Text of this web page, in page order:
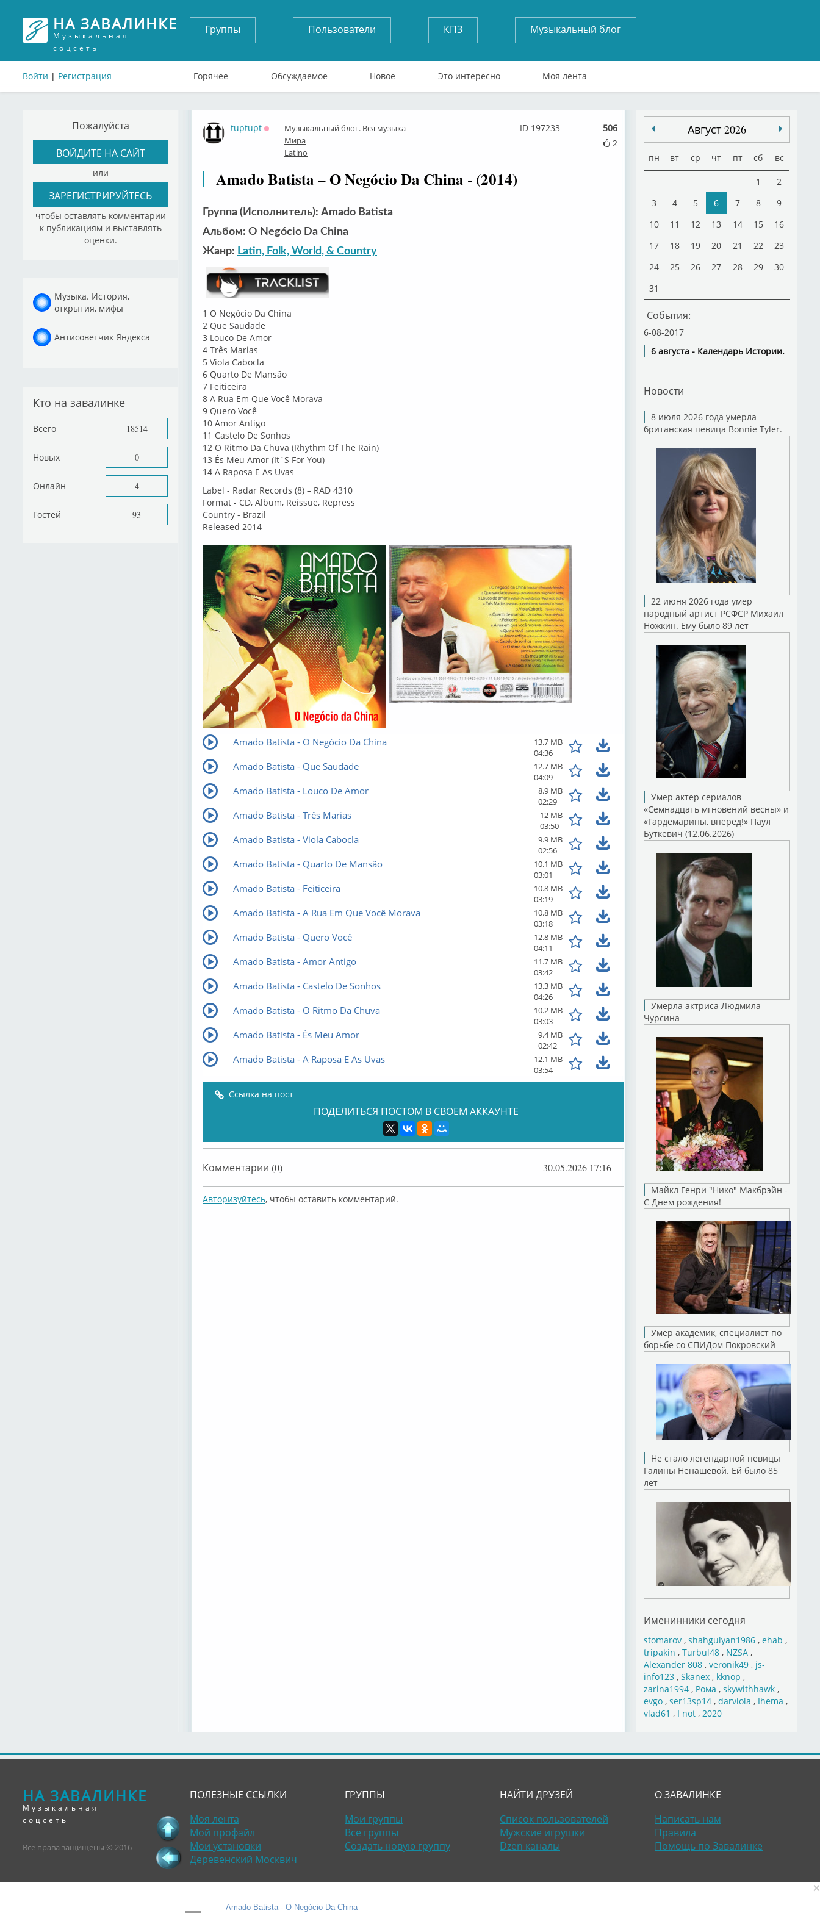
НА ЗАВАЛИНКЕ
Музыкальная
соцсеть
Войти | Регистрация
Группы Пользователи КПЗ Музыкальный блог
Горячее Обсуждаемое Новое Это интересно Моя лента
Пожалуйста
ВОЙДИТЕ НА САЙТ
или
ЗАРЕГИСТРИРУЙТЕСЬ
чтобы оставлять комментарии
к публикациям и выставлять
оценки.
Музыка. История,
открытия, мифы
Антисоветчик Яндекса
Кто на завалинке
Всего 18514
Новых 0
Онлайн 4
Гостей 93
tuptupt
Оффлайн
Музыкальный блог. Вся музыка
Мира
Latino
506
2
ID 197233
Amado Batista – O Negócio Da China - (2014)
Группа (Исполнитель): Amado Batista
Альбом: O Negócio Da China
Жанр: Latin, Folk, World, & Country
1 O Negócio Da China
2 Que Saudade
3 Louco De Amor
4 Três Marias
5 Viola Cabocla
6 Quarto De Mansão
7 Feiticeira
8 A Rua Em Que Você Morava
9 Quero Você
10 Amor Antigo
11 Castelo De Sonhos
12 O Ritmo Da Chuva (Rhythm Of The Rain)
13 És Meu Amor (It´S For You)
14 A Raposa E As Uvas
Label - Radar Records (8) – RAD 4310
Format - CD, Album, Reissue, Repress
Country - Brazil
Released 2014
Amado Batista - O Negócio Da China
13.7 MB
04:36
Amado Batista - Que Saudade
12.7 MB
04:09
Amado Batista - Louco De Amor
8.9 MB
02:29
Amado Batista - Três Marias
12 MB
03:50
Amado Batista - Viola Cabocla
9.9 MB
02:56
Amado Batista - Quarto De Mansão
10.1 MB
03:01
Amado Batista - Feiticeira
10.8 MB
03:19
Amado Batista - A Rua Em Que Você Morava
10.8 MB
03:18
Amado Batista - Quero Você
12.8 MB
04:11
Amado Batista - Amor Antigo
11.7 MB
03:42
Amado Batista - Castelo De Sonhos
13.3 MB
04:26
Amado Batista - O Ritmo Da Chuva
10.2 MB
03:03
Amado Batista - És Meu Amor
9.4 MB
02:42
Amado Batista - A Raposa E As Uvas
12.1 MB
03:54
Ссылка на пост
ПОДЕЛИТЬСЯ ПОСТОМ В СВОЕМ АККАУНТЕ
Комментарии (0) 30.05.2026 17:16
Авторизуйтесь, чтобы оставить комментарий.
Август 2026
пн вт ср чт пт сб вс
1
2
3
4 5 6 7 8
9
10
11 12 13 14 15
16
17
18 19 20 21 22
23
24
25 26 27 28 29
30
31
События:
6-08-2017
6 августа - Календарь Истории.
Новости
8 июля 2026 года умерла
британская певица Bonnie Tyler.
22 июня 2026 года умер
народный артист РСФСР Михаил
Ножкин. Ему было 89 лет
Умер актер сериалов
«Семнадцать мгновений весны» и
«Гардемарины, вперед!» Паул
Буткевич (12.06.2026)
Умерла актриса Людмила
Чурсина
Майкл Генри "Нико" Макбрэйн -
С Днем рождения!
Умер академик, специалист по
борьбе со СПИДом Покровский
Не стало легендарной певицы
Галины Ненашевой. Ей было 85
лет
Именинники сегодня
stomarov, shahgulyan1986, ehab ,
tripakin , Turbul48, NZSA,
Alexander 808, veronik49, js-
info123, Skanex, kknop ,
zarina1994, Рома , skywithhawk,
evgo, ser13sp14, darviola , Ihema ,
vlad61 , I not, 2020
НА ЗАВАЛИНКЕ
Музыкальная
соцсеть
Все права защищены © 2016
ПОЛЕЗНЫЕ ССЫЛКИ
Моя лента
Мой профайл
Мои установки
Деревенский Москвич
ГРУППЫ
Мои группы
Все группы
Создать новую группу
НАЙТИ ДРУЗЕЙ
Список пользователей
Мужские игрушки
Dzen каналы
О ЗАВАЛИНКЕ
Написать нам
Правила
Помощь по Завалинке
×
Amado Batista - O Negócio Da China